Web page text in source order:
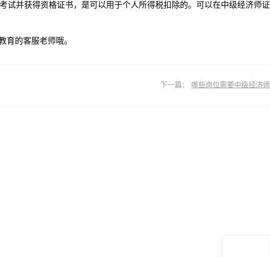
并获得资格证书，是可以用于个人所得税扣除的。可以在中级经济师证
的客服老师哦。
下一篇： 哪些岗位需要中级经济师